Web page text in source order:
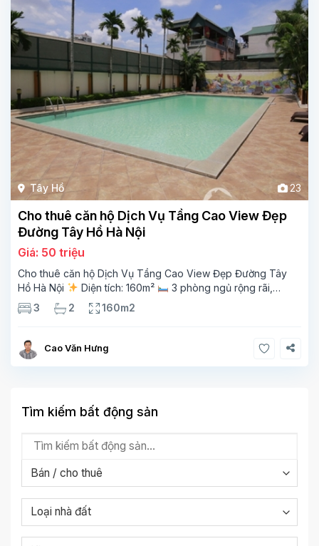
Tây Hồ 23
Cho thuê căn hộ Dịch Vụ Tầng Cao View Đẹp
Đường Tây Hồ Hà Nội
Giá: 50 triệu
Cho thuê căn hộ Dịch Vụ Tầng Cao View Đẹp Đường Tây
Hồ Hà Nội
Diện tích: 160m²
3 phòng ngủ rộng rãi,
thoáng sáng
2 phòng tắm tiện nghi
khách hiện đại, ban công thoáng mát
3 2 160m2
Cao Văn Hưng
Tìm kiếm bất động sản